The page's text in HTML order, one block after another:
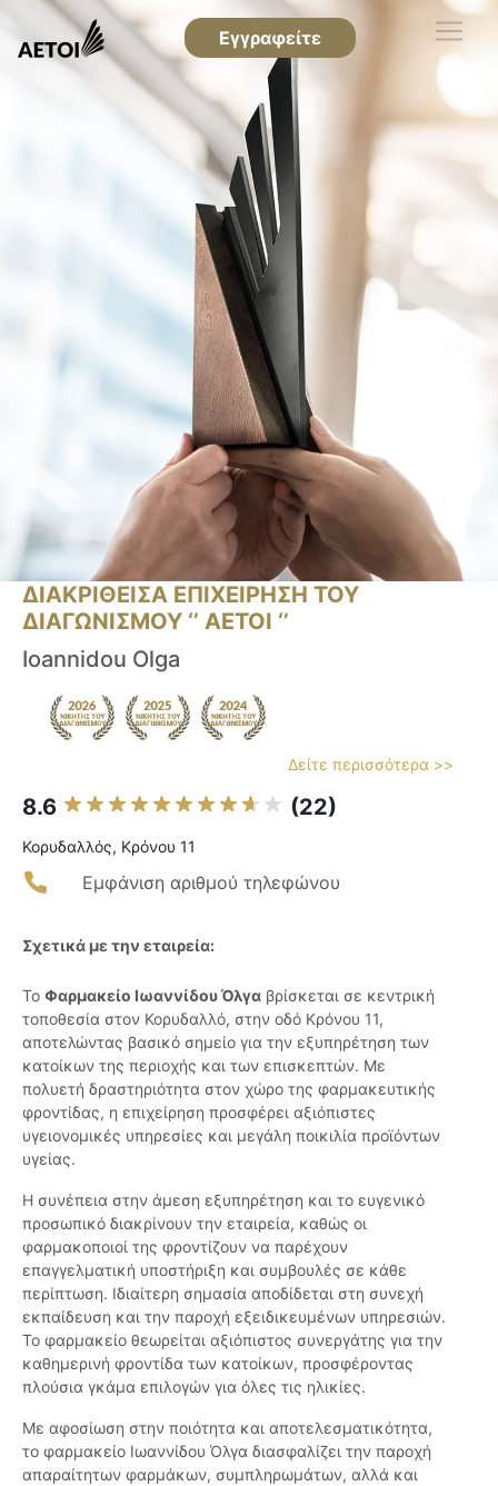
Εγγραφείτε
ΔΙΑΚΡΙΘΕΙΣΑ ΕΠΙΧΕΙΡΗΣΗ ΤΟΥ
ΔΙΑΓΩΝΙΣΜΟΥ ‘’ ΑΕΤΟΙ ‘’
Ioannidou Olga
Δείτε περισσότερα >>
8.6 (22)
Κορυδαλλός, Κρόνου 11
Εμφάνιση αριθμού τηλεφώνου
Σχετικά με την εταιρεία:
Το Φαρμακείο Ιωαννίδου Όλγα βρίσκεται σε κεντρική
τοποθεσία στον Κορυδαλλό, στην οδό Κρόνου 11,
αποτελώντας βασικό σημείο για την εξυπηρέτηση των
κατοίκων της περιοχής και των επισκεπτών. Με
πολυετή δραστηριότητα στον χώρο της φαρμακευτικής
φροντίδας, η επιχείρηση προσφέρει αξιόπιστες
υγειονομικές υπηρεσίες και μεγάλη ποικιλία προϊόντων
υγείας.
Η συνέπεια στην άμεση εξυπηρέτηση και το ευγενικό
προσωπικό διακρίνουν την εταιρεία, καθώς οι
φαρμακοποιοί της φροντίζουν να παρέχουν
επαγγελματική υποστήριξη και συμβουλές σε κάθε
περίπτωση. Ιδιαίτερη σημασία αποδίδεται στη συνεχή
εκπαίδευση και την παροχή εξειδικευμένων υπηρεσιών.
Το φαρμακείο θεωρείται αξιόπιστος συνεργάτης για την
καθημερινή φροντίδα των κατοίκων, προσφέροντας
πλούσια γκάμα επιλογών για όλες τις ηλικίες.
Με αφοσίωση στην ποιότητα και αποτελεσματικότητα,
το φαρμακείο Ιωαννίδου Όλγα διασφαλίζει την παροχή
απαραίτητων φαρμάκων, συμπληρωμάτων, αλλά και